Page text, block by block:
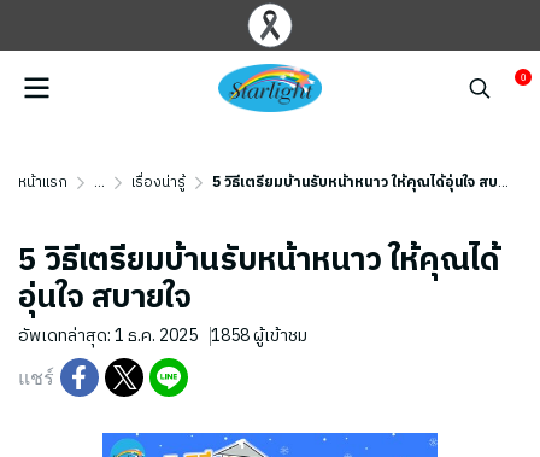
0
หน้าแรก ... เรื่องน่ารู้ 5 วิธีเตรียมบ้านรับหน้าหนาว ให้คุณได้อุ่นใจ สบายใจ
5 วิธีเตรียมบ้านรับหน้าหนาว ให้คุณได้
อุ่นใจ สบายใจ
อัพเดทล่าสุด: 1 ธ.ค. 2025 1858 ผู้เข้าชม
แชร์